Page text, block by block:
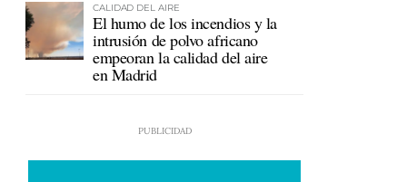
CALIDAD DEL AIRE
El humo de los incendios y la
intrusión de polvo africano
empeoran la calidad del aire
en Madrid